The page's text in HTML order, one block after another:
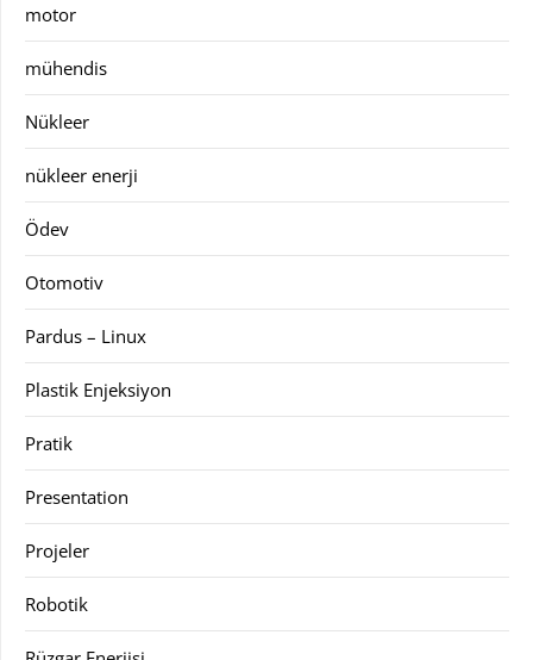
motor
mühendis
Nükleer
nükleer enerji
Ödev
Otomotiv
Pardus – Linux
Plastik Enjeksiyon
Pratik
Presentation
Projeler
Robotik